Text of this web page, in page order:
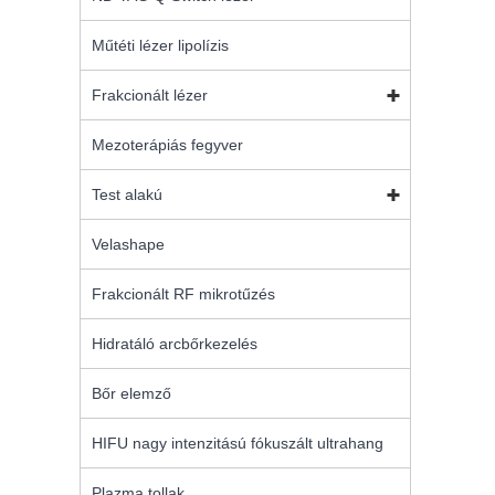
Műtéti lézer lipolízis
Frakcionált lézer
Mezoterápiás fegyver
Test alakú
Velashape
Frakcionált RF mikrotűzés
Hidratáló arcbőrkezelés
Bőr elemző
HIFU nagy intenzitású fókuszált ultrahang